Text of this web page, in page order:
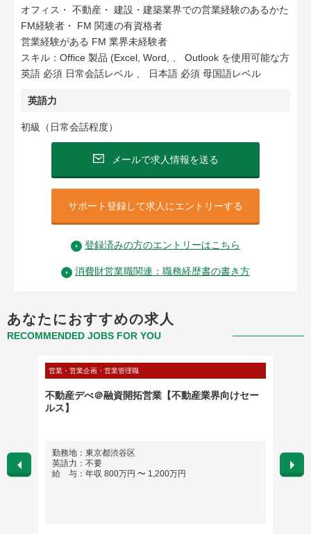
オフィス・ 不動産・ 建設・建築業界での営業経験のあるかた
FM経験者・ FM 関連の有資格者
営業経験がある FM 業界未経験者
スキル：Office 製品 (Excel, Word, 、 Outlook を使用可能な方
英語 必須 日常会話レベル 、 日本語 必須 母国語レベル
英語力
初級（日常会話程度）
メールで求人情報を送る
サポート登録して求人にエントリーする
登録済みの方のエントリーはこちら
消費財営業職関連：職務経歴書の書き方
あなたにおすすめの求人
RECOMMENDED JOBS FOR YOU
営業・営業企画・営業管理職
不動産デべ＠融資開拓営業【不動産業界向けセー
ルス】
勤務地：東京都渋谷区
英語力：不要
給 与：年収 800万円 〜 1,200万円
勤務
英語
給